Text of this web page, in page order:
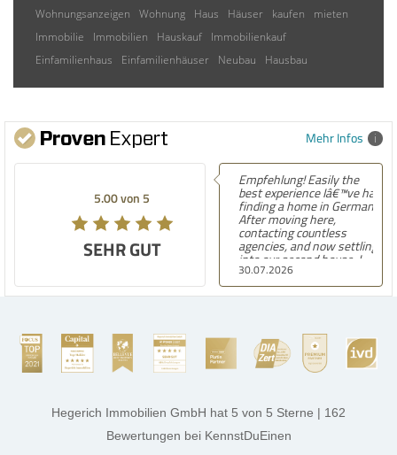
Wohnungsanzeigen
Wohnung Haus Häuser kaufen
mieten
Immobilie
Immobilien Hauskauf
Immobilienkauf
Einfamilienhaus
Einfamilienhäuser Neubau Hausbau
Mehr Infos
5.00 von 5
SEHR GUT
30.07.2026
Empfehlung! Easily the
best experience Iâ€™ve had
finding a home in Germany.
After moving here,
contacting countless
agencies, and now settling
into our second house, I
know firsthand how
challenging and
overwhelming the German
stands out far above the
rest. They made the entire
process smooth,
thanks, and a huge part of
the credit goes to Amelie
Jamrowâ€”she was
exceptionally professional,
Hegerich Immobilien GmbH hat 5 von 5 Sterne | 162
Bewertungen bei KennstDuEinen